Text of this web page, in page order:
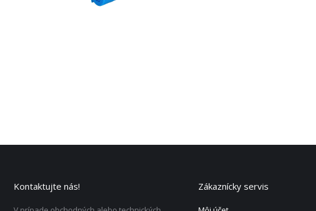
Kontaktujte nás! Zákaznícky servis